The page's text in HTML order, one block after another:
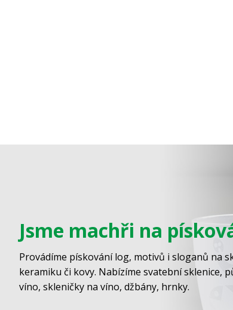
Jsme machři na
Provádíme pískování log, motivů i sloganů na
keramiku či kovy. Nabízíme svatební sklenice,
víno, skleničky na víno, džbány, hrnky.